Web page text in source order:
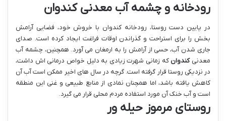
رودخانه و چشمه آب معدنی کندوان
در پایین دست روستا، رودخانه کندوان با خروش خود، فضایی آرامش
بخش را برای استراحت و گذراندن اوقات فراغت ایجاد کرده است. صدای
جاری شدن آب، حسی از آرامش را به ارمغان می آورد. همچنین، چشمه آب
معدنیکندوان که زمانی شهرت زیادی به دلیل خواص درمانی اش داشت،
در نزدیکی روستا قرار گرفته است. گرچه در سال های اخیر ممکن است آب آن
کاهش یافته باشد، اما همچنان نمادی از منابع طبیعی و غنی این منطقه
است و آب خنک آن مورد استفاده مردم محلی قرار می گیرد.
روستای مرموز حیله ور